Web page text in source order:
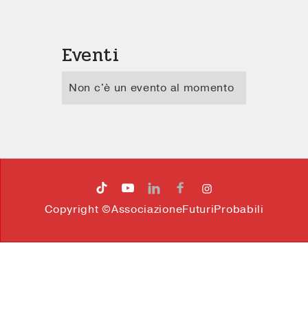
Eventi
Non c'è un evento al momento
   
Copyright ©AssociazioneFuturiProbabili